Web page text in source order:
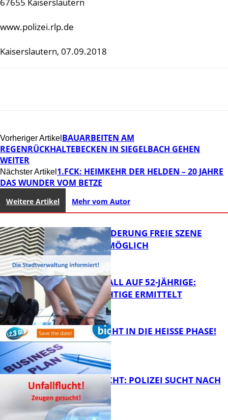
www.polizei.rlp.de
Kaiserslautern, 07.09.2018
Vorheriger Artikel BAUARBEITEN AM
REGENRÜCKHALTEBECKEN IN SIEGELBACH GEHEN
WEITER
Nächster Artikel 1.FCK: HEIMKEHR DER HELDEN – 20 JAHRE
DAS WUNDER VOM BETZE
Weitere Artikel Mehr vom Autor
FB Kultur
PROJEKTFÖRDERUNG FREIE SZENE
WEITERHIN MÖGLICH
FB News
RAUBÜBERFALL AUF 52-JÄHRIGE:
TATVERDÄCHTIGE ERMITTELT
1,2,3 GO® GEHT IN DIE HEISSE PHASE!
UNFALLFLUCHT: POLIZEI SUCHT NACH
ZEUGEN